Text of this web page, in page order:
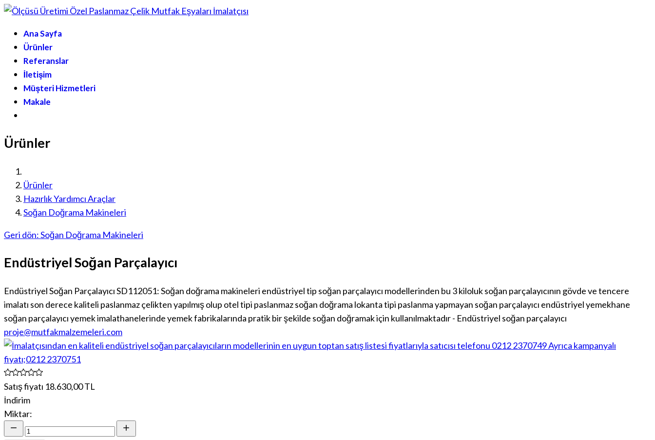
Ana Sayfa
Ürünler
Referanslar
İletişim
Müşteri Hizmetleri
Makale
Ürünler
Ürünler
Hazırlık Yardımcı Araçlar
Soğan Doğrama Makineleri
Geri dön: Soğan Doğrama Makineleri
Endüstriyel Soğan Parçalayıcı
Endüstriyel Soğan Parçalayıcı SD112051: Soğan doğrama makineleri endüstriyel tip soğan parçalayıcı modellerinden bu 3 kiloluk soğan parçalayıcının gövde ve tencere
imalatı son derece kaliteli paslanmaz çelikten yapılmış olup otel tipi paslanmaz soğan doğrama lokanta tipi paslanma yapmayan soğan parçalayıcı endüstriyel yemekhane
soğan parçalayıcı yemek imalathanelerinde yemek fabrikalarında pratik bir şekilde soğan doğramak için kullanılmaktadır - Endüstriyel soğan parçalayıcı
proje@mutfakmalzemeleri.com
Satış fiyatı 18.630,00 TL
İndirim
Miktar: